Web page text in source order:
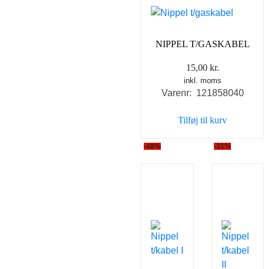
NIPPEL T/GASKABEL
15,00 kr.
inkl. moms
Varenr: 121858040
Tilføj til kurv
-48% -31%